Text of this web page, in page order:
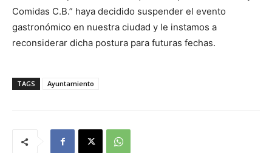
Comidas C.B.” haya decidido suspender el evento
gastronómico en nuestra ciudad y le instamos a
reconsiderar dicha postura para futuras fechas.
TAGS Ayuntamiento